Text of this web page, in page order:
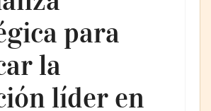
para
la
líder en